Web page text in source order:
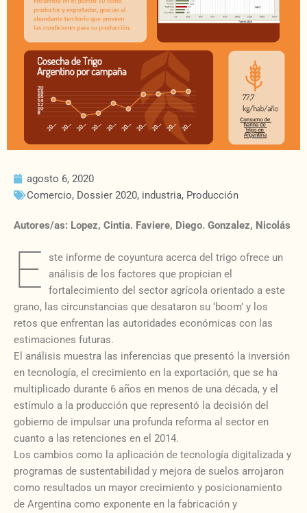
agosto 6, 2020
Comercio, Dossier 2020, industria, Producción
Autores/as: Lopez, Cintia. Faviere, Diego. Gonzalez, Nicolás
E
ste informe de coyuntura acerca del trigo ofrece un
análisis de los factores que propician el
fortalecimiento del sector agrícola orientado a este
grano, las circunstancias que desataron su ‘boom’ y los
retos que enfrentan las autoridades económicas con las
estimaciones futuras.
El análisis muestra las inferencias que presentó la inversión
en tecnología, el crecimiento en la exportación, que se ha
multiplicado durante 6 años en menos de una década, y el
estímulo a la producción que representó la decisión del
gobierno de impulsar una profunda reforma al sector en
cuanto a las retenciones en el 2014.
Los cambios como la aplicación de tecnología digitalizada y
programas de sustentabilidad y mejora de suelos arrojaron
como resultados un mayor crecimiento y posicionamiento
de Argentina como exponente en la fabricación y